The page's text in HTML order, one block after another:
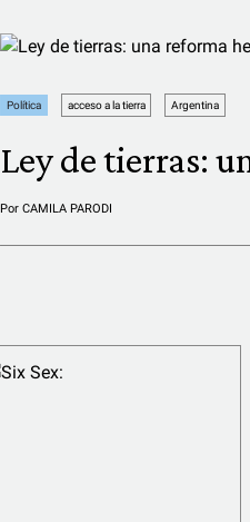
Política acceso a la tierra Argentina
Ley de tierras:
PorCAMILA PARODI